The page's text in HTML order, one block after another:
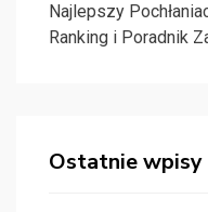
Najlepszy
Ranking i Poradnik
Ostatnie wpisy